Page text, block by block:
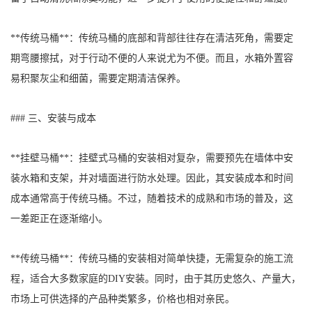
**传统马桶**：传统马桶的底部和背部往往存在清洁死角，需要定
期弯腰擦拭，对于行动不便的人来说尤为不便。而且，水箱外置容
易积聚灰尘和细菌，需要定期清洁保养。
### 三、安装与成本
**挂壁马桶**：挂壁式马桶的安装相对复杂，需要预先在墙体中安
装水箱和支架，并对墙面进行防水处理。因此，其安装成本和时间
成本通常高于传统马桶。不过，随着技术的成熟和市场的普及，这
一差距正在逐渐缩小。
**传统马桶**：传统马桶的安装相对简单快捷，无需复杂的施工流
程，适合大多数家庭的DIY安装。同时，由于其历史悠久、产量大，
市场上可供选择的产品种类繁多，价格也相对亲民。